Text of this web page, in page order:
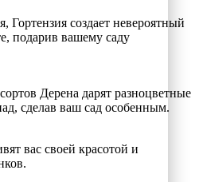
Гортензия создает невероятный
подарив вашему саду
Дерена дарят разноцветные
сделав ваш сад особенным.
вас своей красотой и